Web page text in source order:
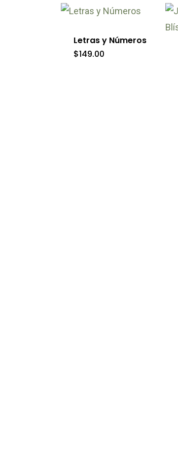
Letras y Números
$149.00